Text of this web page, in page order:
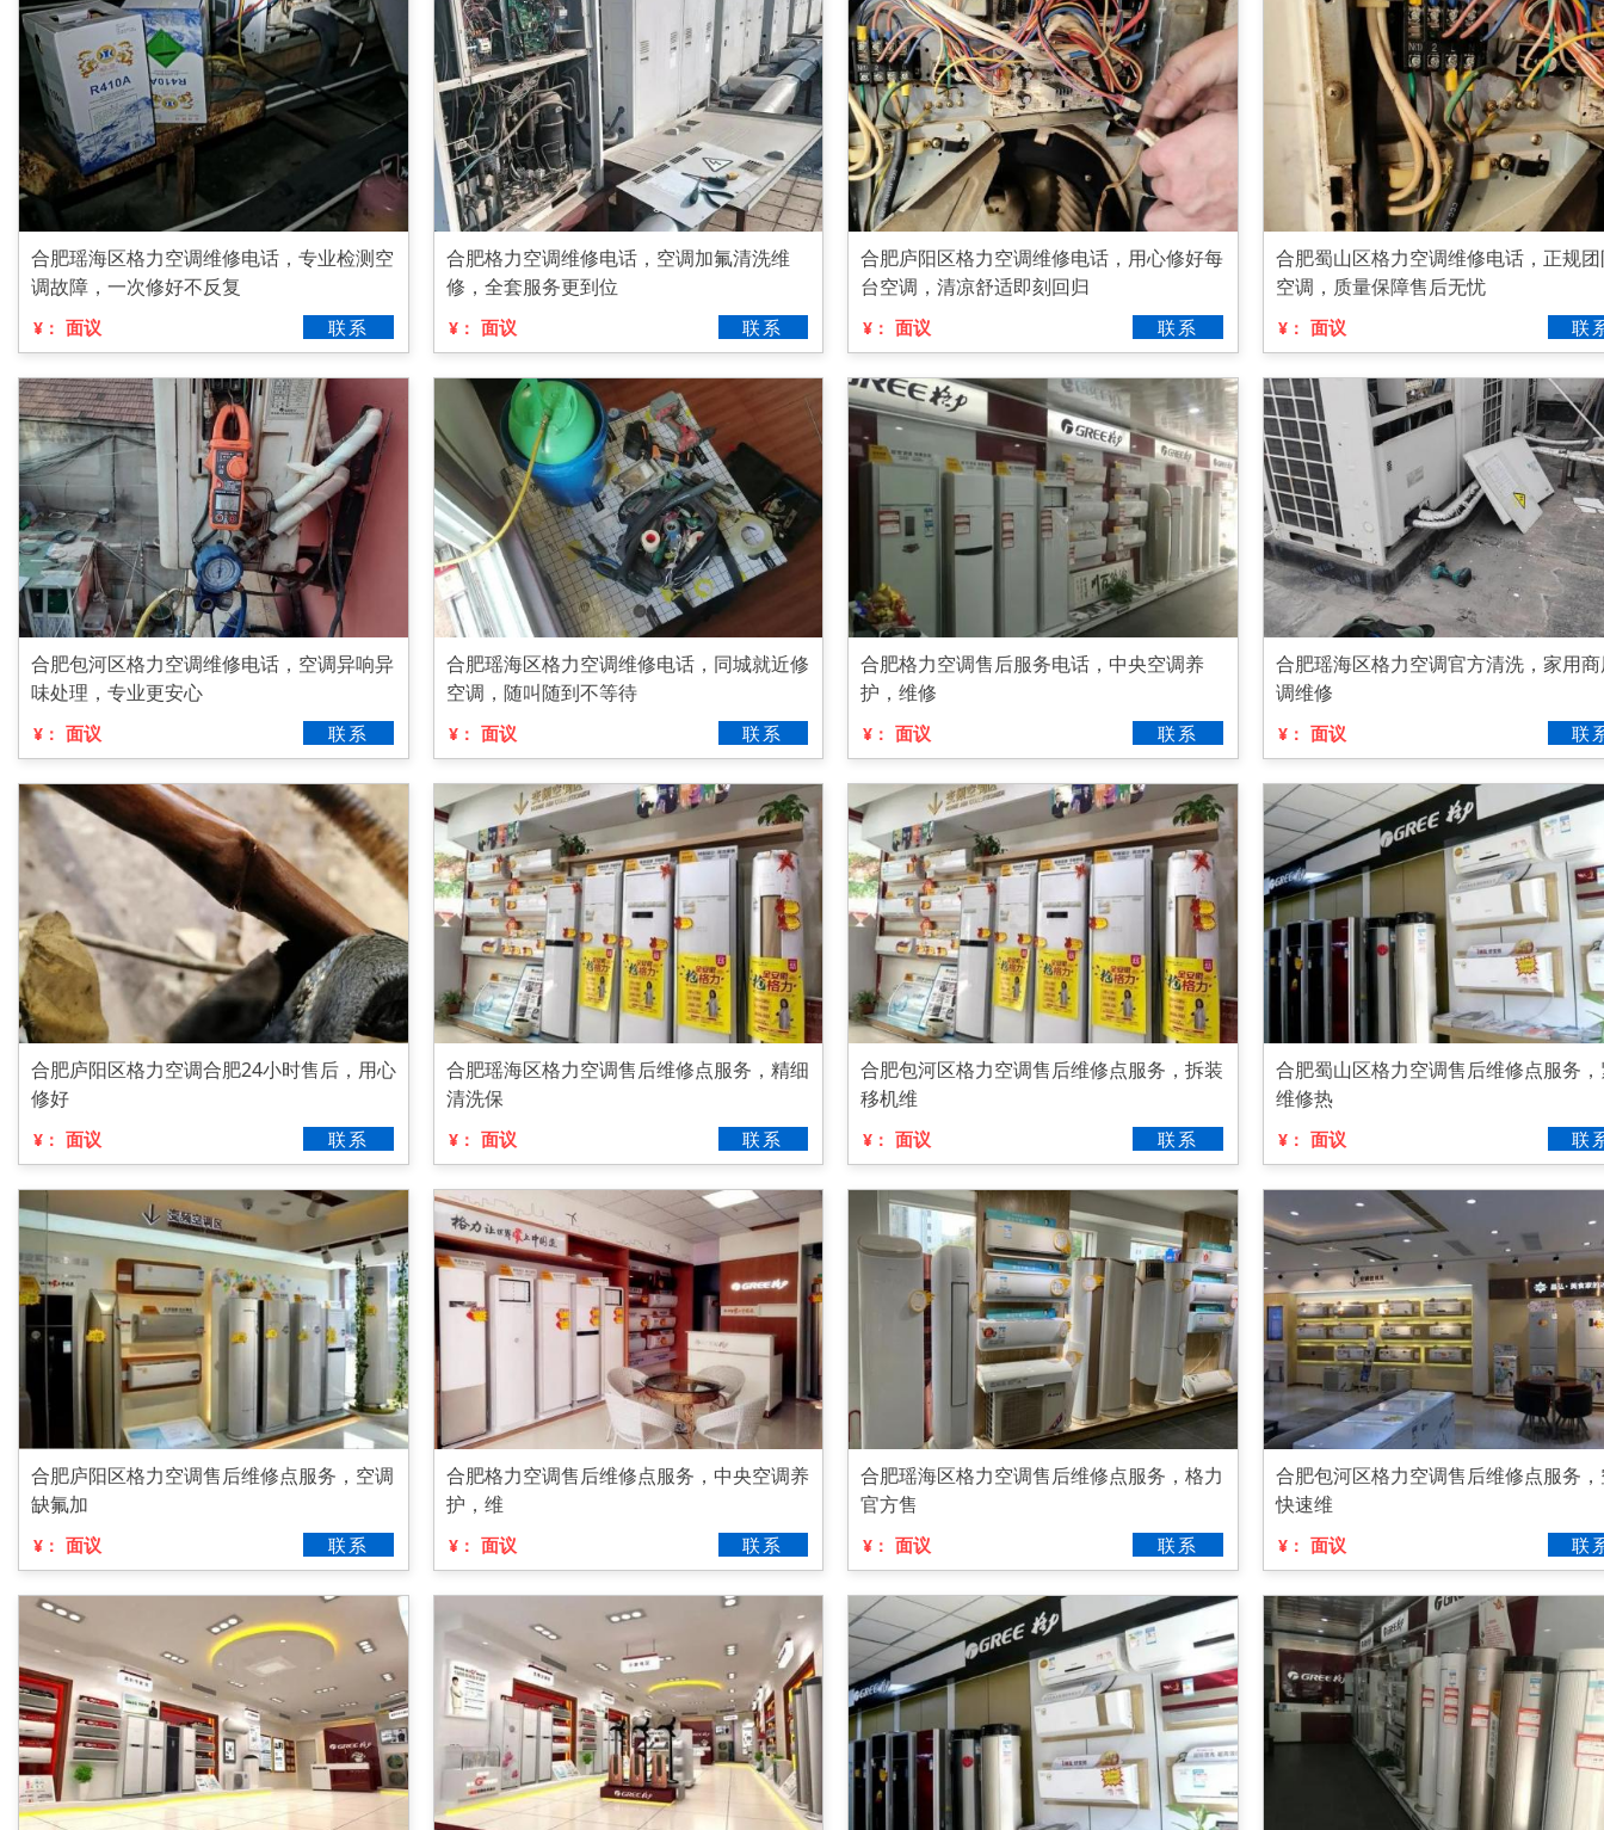
合肥瑶海区格力空调维修电话，专业检测空
调故障，一次修好不反复
¥： 面议 联系
合肥格力空调维修电话，空调加氟清洗维
修，全套服务更到位
¥： 面议 联系
合肥庐阳区格力空调维修电话，用心修好每
台空调，清凉舒适即刻回归
¥： 面议 联系
合肥蜀山区格力空调维修电话，正规
空调，质量保障售后无忧
¥： 面议 联
合肥包河区格力空调维修电话，空调异响异
味处理，专业更安心
¥： 面议 联系
合肥瑶海区格力空调维修电话，同城就近修
空调，随叫随到不等待
¥： 面议 联系
合肥格力空调售后服务电话，中央空调养
护，维修
¥： 面议 联系
合肥瑶海区格力空调官方清洗，家用
调维修
¥： 面议 联
合肥庐阳区格力空调合肥24小时售后，用心
修好
¥： 面议 联系
合肥瑶海区格力空调售后维修点服务，精细
清洗保
¥： 面议 联系
合肥包河区格力空调售后维修点服务，拆装
移机维
¥： 面议 联系
合肥蜀山区格力空调售后维修点服务
维修热
¥： 面议 联
合肥庐阳区格力空调售后维修点服务，空调
缺氟加
¥： 面议 联系
合肥格力空调售后维修点服务，中央空调养
护，维
¥： 面议 联系
合肥瑶海区格力空调售后维修点服务，格力
官方售
¥： 面议 联系
合肥包河区格力空调售后维修点服务
快速维
¥： 面议 联